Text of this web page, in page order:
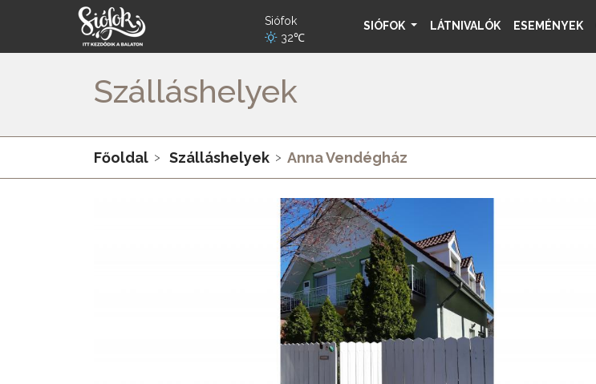
Siófok
32℃
SIÓFOK LÁTNIVALÓK ESEMÉNYEK
Szálláshelyek
Főoldal Szálláshelyek Anna Vendégház